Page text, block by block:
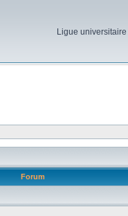
Ligue
Forum